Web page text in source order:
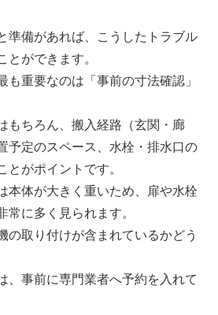
準備があれば、こうしたトラブル
とができます。
も重要なのは「事前の寸法確認」
もちろん、搬入経路（玄関・廊
予定のスペース、水栓・排水口の
とがポイントです。
本体が大きく重いため、扉や水栓
常に多く見られます。
の取り付けが含まれているかどう
、事前に専門業者へ予約を入れて